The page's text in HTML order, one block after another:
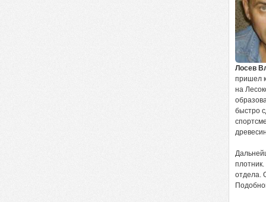
Лосев
пришел
на
быстро
плотник.
отдела.